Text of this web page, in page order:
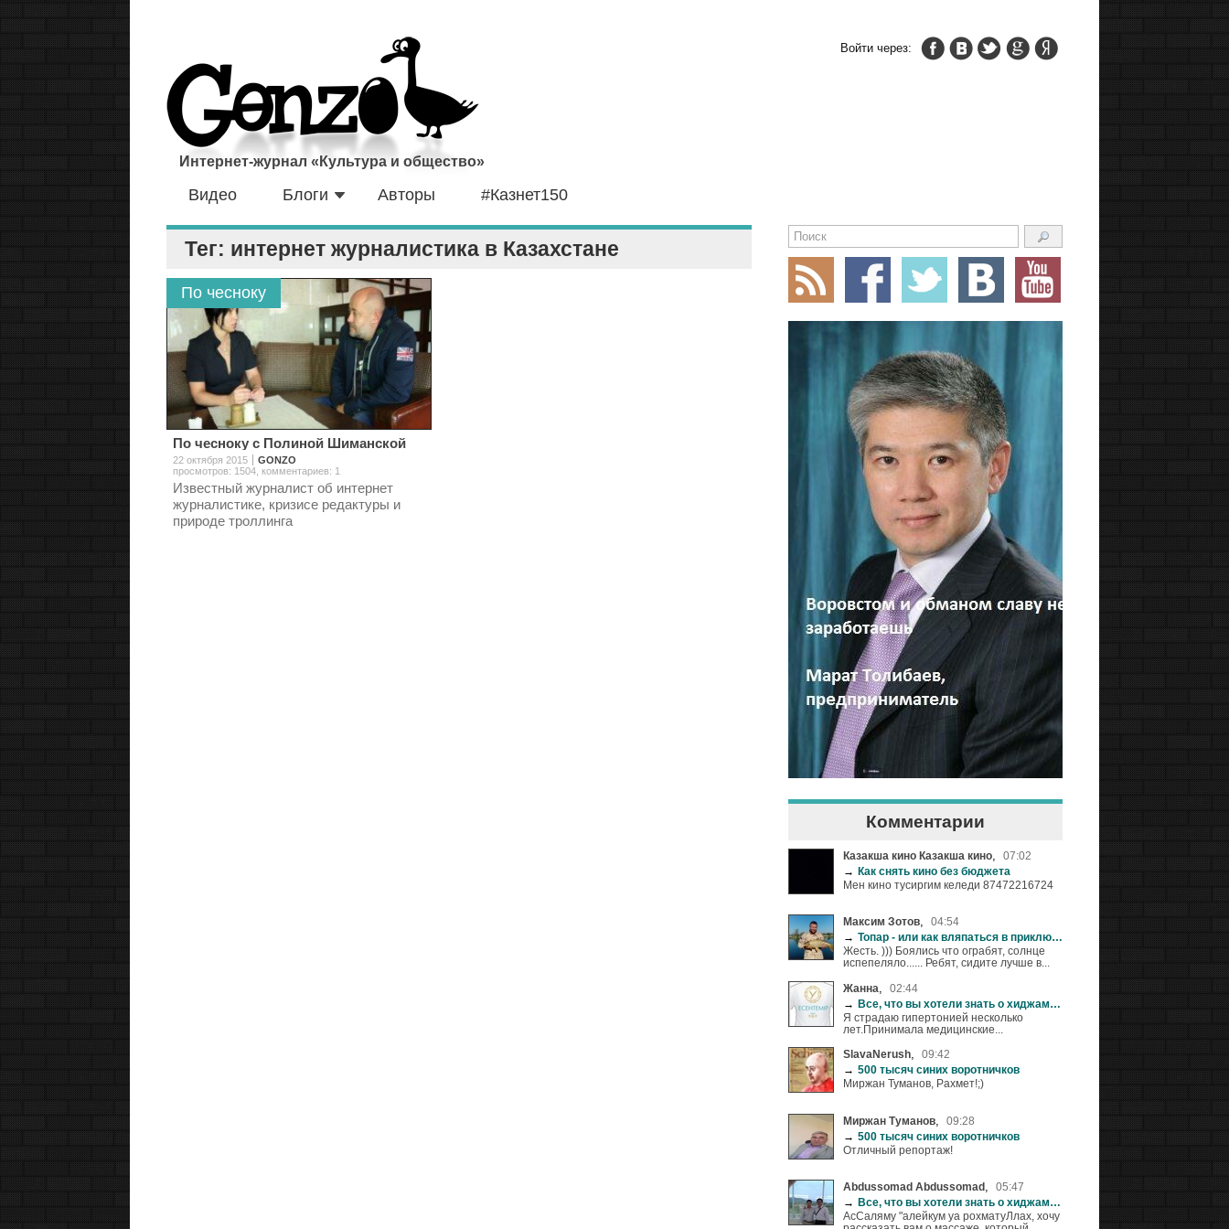
Интернет-журнал «Культура и общество»
Видео Блоги Авторы #Казнет150
Войти через:
Комментарии
Казакша кино Казакша кино, 07:02
→ Как снять кино без бюджета
Мен кино тусиргим келеди 87472216724
Максим Зотов, 04:54
→ Топар - или как вляпаться в приключения
Жесть. ))) Боялись что ограбят, солнце
испепеляло...... Ребят, сидите лучше в...
Жанна
02:44
→ Все, что вы хотели знать о хиджаме (+18)
Я страдаю гипертонией несколько
лет.Принимала медицинские...
SlavaNerush, 09:42
→ 500 тысяч синих воротничков
Миржан Туманов, Рахмет!;)
Миржан Туманов
09:28
→ 500 тысяч синих воротничков
Отличный репортаж!
Abdussomad Abdussomad, 05:47
→ Все, что вы хотели знать о хиджаме (+18)
АсСаляму "алейкум уа рохматуЛлах, хочу
Тег: интернет журналистика в Казахстане
По чесноку
По чесноку с Полиной Шиманской
22 октября 2015
GONZO
просмотров: 1504 комментариев: 1
Известный журналист об интернет
журналистике, кризисе редактуры и
природе троллинга